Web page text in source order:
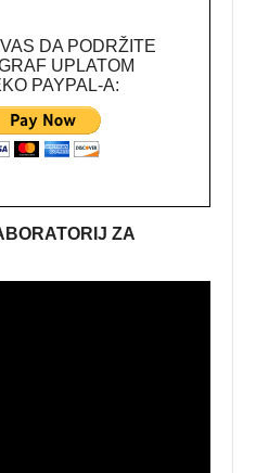
DA PODRŽITE
UPLATOM
PAYPAL-A:
ZA